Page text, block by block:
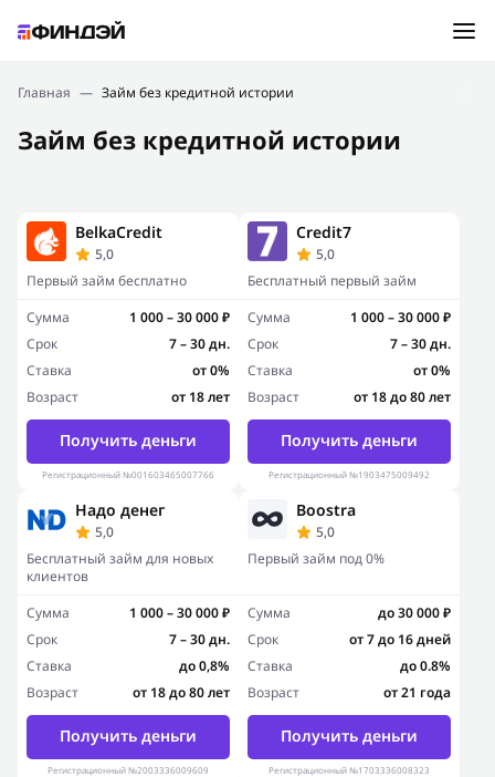
Подбор займа
Новости
Главная — Займ без кредитной истории
Займ без кредитной истории
BelkaCredit
5,0
Первый займ бесплатно
Сумма
1 000 – 30 000 ₽
Срок
7 – 30 дн.
Ставка
от 0%
Возраст
от 18 лет
Получить деньги
Регистрационный №001603465007766
Credit7
5,0
Бесплатный первый займ
Сумма
1 000 – 30 000 ₽
Срок
7 – 30 дн.
Ставка
от 0%
Возраст
от 18 до 80 лет
Получить деньги
Регистрационный №1903475009492
Надо денег
5,0
Бесплатный займ для новых
клиентов
Сумма
1 000 – 30 000 ₽
Срок
7 – 30 дн.
Ставка
до 0,8%
Возраст
от 18 до 80 лет
Получить деньги
Регистрационный №2003336009609
Boostra
5,0
Первый займ под 0%
Сумма
до 30 000 ₽
Срок
от 7 до 16 дней
Ставка
до 0.8%
Возраст
от 21 года
Получить деньги
Регистрационный №1703336008323
Ошибка:Контактная форма не найдена.
Спасибо, что написали нам
Мы свяжемся с Вами в ближайшее время и сообщим